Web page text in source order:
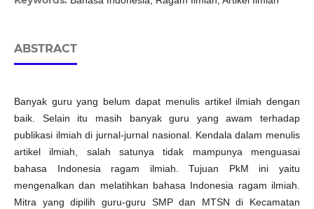
ABSTRACT
Banyak guru yang belum dapat menulis artikel ilmiah dengan
baik. Selain itu masih banyak guru yang awam terhadap
publikasi ilmiah di jurnal-jurnal nasional. Kendala dalam menulis
artikel ilmiah, salah satunya tidak mampunya menguasai
bahasa Indonesia ragam ilmiah. Tujuan PkM ini yaitu
mengenalkan dan melatihkan bahasa Indonesia ragam ilmiah.
Mitra yang dipilih guru-guru SMP dan MTSN di Kecamatan